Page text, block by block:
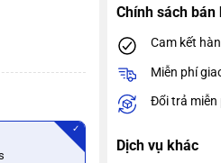
✓
Chính sách bán
Cam kết
Miễn phí
Đổi trả miễn
Dịch vụ khác